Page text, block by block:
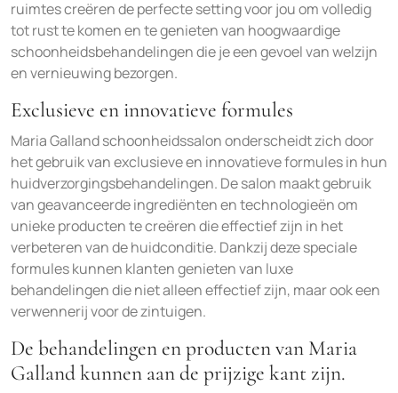
ruimtes creëren de perfecte setting voor jou om volledig
tot rust te komen en te genieten van hoogwaardige
schoonheidsbehandelingen die je een gevoel van welzijn
en vernieuwing bezorgen.
Exclusieve en innovatieve formules
Maria Galland schoonheidssalon onderscheidt zich door
het gebruik van exclusieve en innovatieve formules in hun
huidverzorgingsbehandelingen. De salon maakt gebruik
van geavanceerde ingrediënten en technologieën om
unieke producten te creëren die effectief zijn in het
verbeteren van de huidconditie. Dankzij deze speciale
formules kunnen klanten genieten van luxe
behandelingen die niet alleen effectief zijn, maar ook een
verwennerij voor de zintuigen.
De behandelingen en producten van Maria
Galland kunnen aan de prijzige kant zijn.